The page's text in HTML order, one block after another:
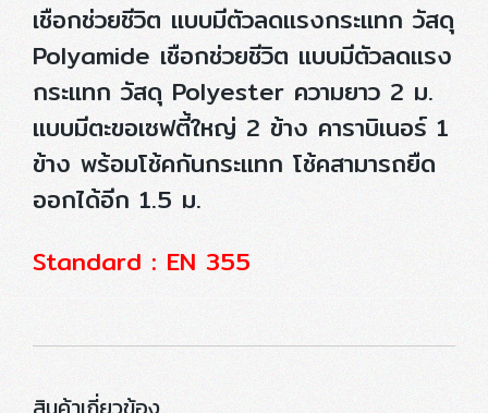
เชือกช่วยชีวิต แบบมีตัวลดแรงกระแทก วัสดุ
Polyamide เชือกช่วยชีวิต แบบมีตัวลดแรง
กระแทก วัสดุ Polyester ความยาว 2 ม.
แบบมีตะขอเซฟตี้ใหญ่ 2 ข้าง คาราบิเนอร์ 1
ข้าง พร้อมโช้คกันกระแทก โช้คสามารถยืด
ออกได้อีก 1.5 ม.
Standard : EN 355